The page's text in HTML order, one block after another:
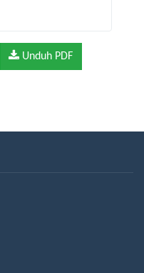
Unduh PDF